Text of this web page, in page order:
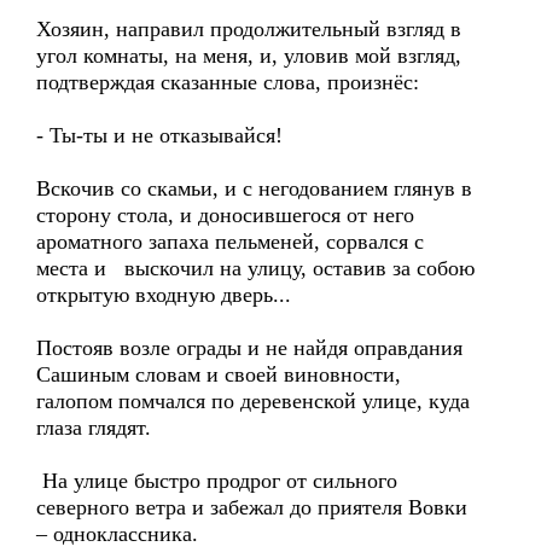
Хозяин, направил продолжительный взгляд в
угол комнаты, на меня, и, уловив мой взгляд,
подтверждая сказанные слова, произнёс:
- Ты-ты и не отказывайся!
Вскочив со скамьи, и с негодованием глянув в
сторону стола, и доносившегося от него
ароматного запаха пельменей, сорвался с
места и выскочил на улицу, оставив за собою
открытую входную дверь...
Постояв возле ограды и не найдя оправдания
Сашиным словам и своей виновности,
галопом помчался по деревенской улице, куда
глаза глядят.
На улице быстро продрог от сильного
северного ветра и забежал до приятеля Вовки
– одноклассника.